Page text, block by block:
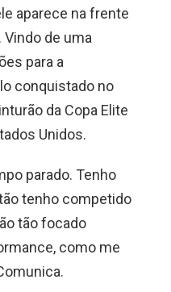
aparece na frente
Vindo de uma
para a
conquistado no
da Copa Elite
Unidos.
parado. Tenho
tenho competido
tão focado
como me